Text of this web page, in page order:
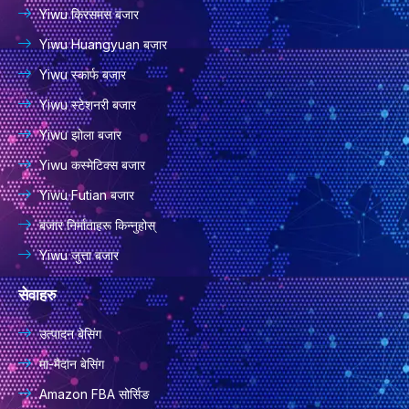
Yiwu क्रिसमस बजार
Yiwu Huangyuan बजार
Yiwu स्कार्फ बजार
Yiwu स्टेशनरी बजार
Yiwu झोला बजार
Yiwu कस्मेटिक्स बजार
Yiwu Futian बजार
बजार निर्माताहरू किन्नुहोस्
Yiwu जुत्ता बजार
सेवाहरु
उत्पादन बेसिंग
मा-मैदान बेसिंग
Amazon FBA सोर्सिङ